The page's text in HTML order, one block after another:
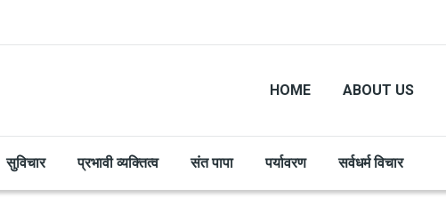
HOME ABOUT US
सुविचार प्रभावी व्यक्तित्व संत पापा पर्यावरण सर्वधर्म विचार